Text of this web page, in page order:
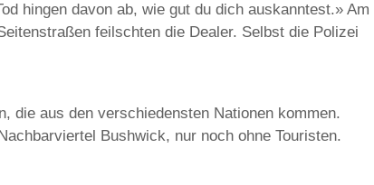
hingen davon ab, wie gut du dich auskanntest.» Am
feilschten die Dealer. Selbst die Polizei
die aus den verschiedensten Nationen kommen.
Bushwick, nur noch ohne Touristen.